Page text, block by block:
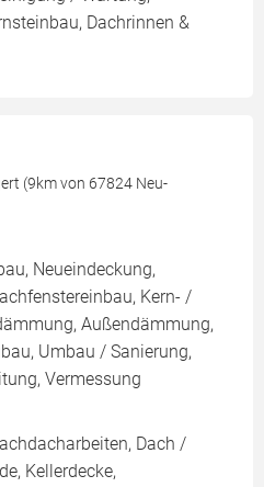
Dachrinnen &
(9km von 67824 Neu-
Neueindeckung,
Kern- /
Außendämmung,
Umbau / Sanierung,
Vermessung
Dach /
Kellerdecke,